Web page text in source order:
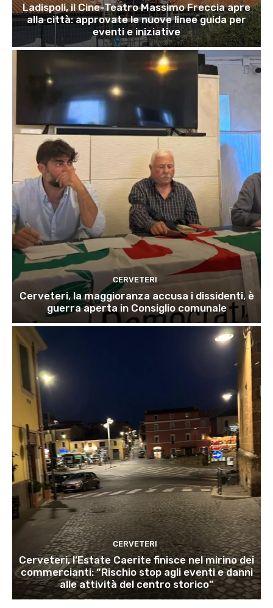
Ladispoli, il Cine-Teatro Massimo Freccia apre
alla città: approvate le nuove linee guida per
eventi e iniziative
CERVETERI
Cerveteri, la maggioranza accusa i dissidenti, è
guerra aperta in Consiglio comunale
CERVETERI
Cerveteri, l’Estate Caerite finisce nel mirino dei
commercianti: “Rischio stop agli eventi e danni
alle attività del centro storico”